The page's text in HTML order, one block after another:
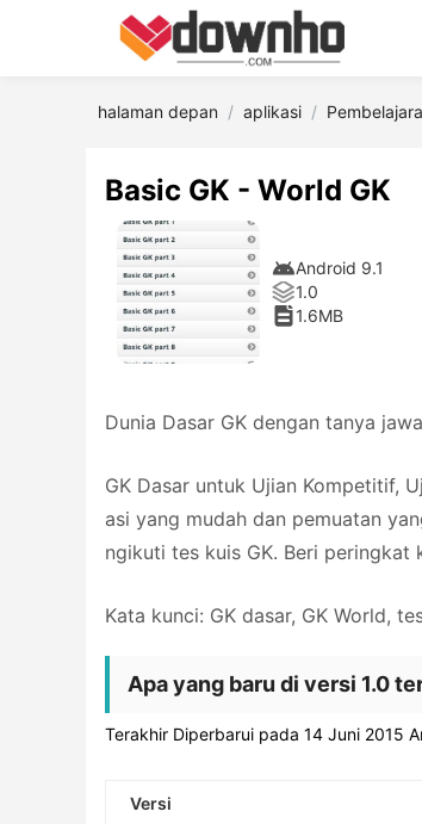
halaman depan aplikasi
Basic GK - World GK
Android 9.1
1.0
1.6MB
Dunia Dasar GK dengan tanya
GK Dasar untuk Ujian Kompetitif,
asi yang mudah dan pemuatan
ngikuti tes kuis GK. Beri peringkat
Kata kunci: GK dasar, GK World,
Apa yang baru di versi 1.0
Terakhir Diperbarui pada 14 Juni 2015
Versi